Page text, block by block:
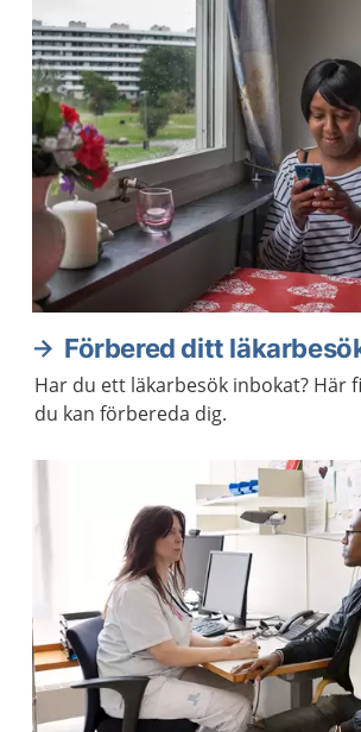
Förbered ditt
Har du ett läkarbesök inbokat? Här
du kan förbereda dig.